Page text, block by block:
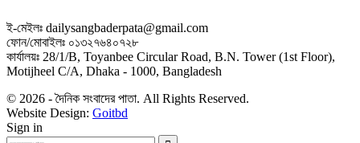
ই-মেইলঃ dailysangbaderpata@gmail.com
ফোন/মোবাইলঃ ০১৩২৭৬৪০৭২৮
কার্যালয়ঃ 28/1/B, Toyanbee Circular Road, B.N. Tower (1st Floor),
Motijheel C/A, Dhaka - 1000, Bangladesh
© 2026 - দৈনিক সংবাদের পাতা. All Rights Reserved.
Website Design: Goitbd
Sign in